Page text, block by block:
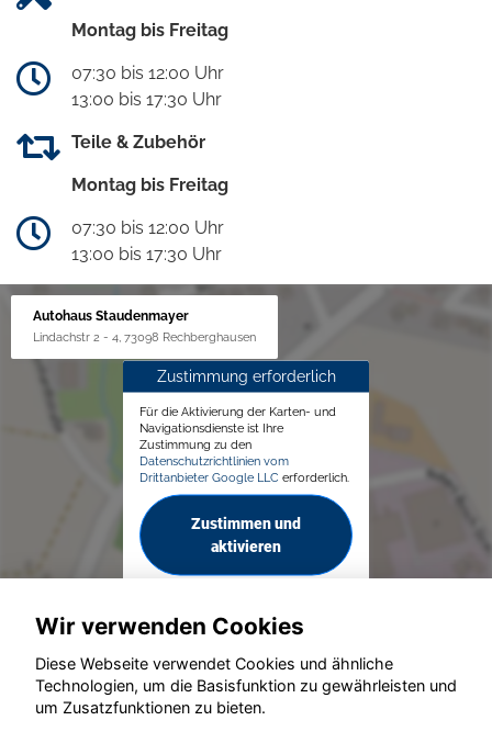
Montag bis Freitag
07:30 bis 12:00 Uhr
13:00 bis 17:30 Uhr
Teile & Zubehör
Montag bis Freitag
07:30 bis 12:00 Uhr
13:00 bis 17:30 Uhr
Autohaus Staudenmayer
Lindachstr 2 - 4, 73098 Rechberghausen
Zustimmung erforderlich
Für die Aktivierung der Karten- und
Navigationsdienste ist Ihre
Zustimmung zu den
Datenschutzrichtlinien vom
Drittanbieter Google LLC erforderlich.
Zustimmen und
aktivieren
© konjunkturmotor.de GmbH 2020 - 2026
Wir verwenden Cookies
Diese Webseite verwendet Cookies und ähnliche
Technologien, um die Basisfunktion zu gewährleisten und
um Zusatzfunktionen zu bieten.